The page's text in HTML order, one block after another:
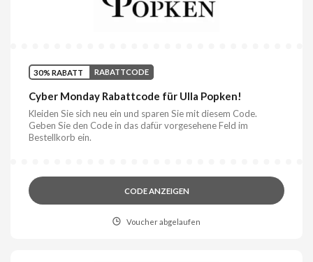
30% RABATT RABATTCODE
Cyber Monday Rabattcode für Ulla Popken!
Kleiden Sie sich neu ein und sparen Sie mit diesem Code.
Geben Sie den Code in das dafür vorgesehene Feld im
Bestellkorb ein.
CODE ANZEIGEN
Voucher abgelaufen